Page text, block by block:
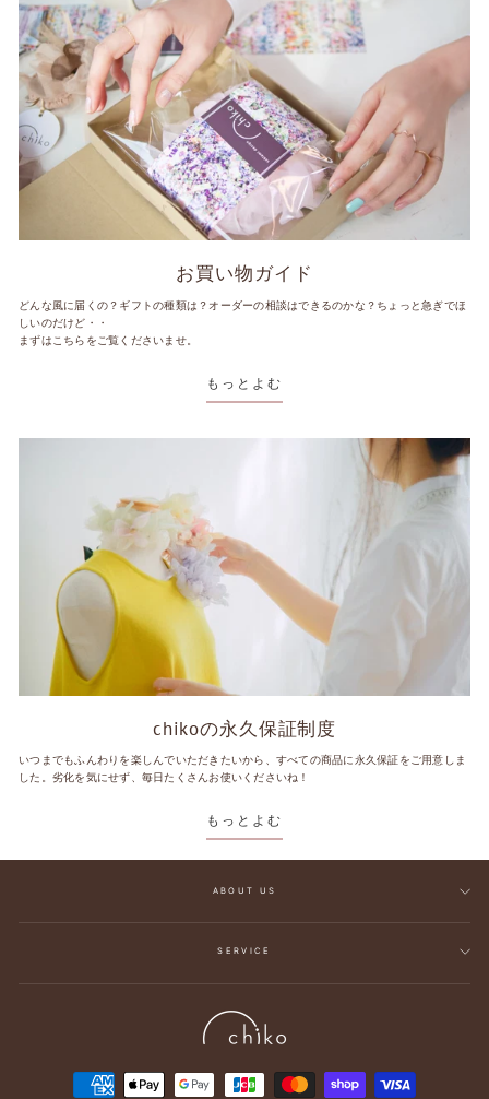
お買い物ガイド
どんな風に届くの？ギフトの種類は？オーダーの相談はできるのかな？ちょっと急ぎでほ
しいのだけど・・
まずはこちらをご覧くださいませ。
もっとよむ
chikoの永久保証制度
いつまでもふんわりを楽しんでいただきたいから、すべての商品に永久保証をご用意しま
した。劣化を気にせず、毎日たくさんお使いくださいね！
もっとよむ
ABOUT US
SERVICE